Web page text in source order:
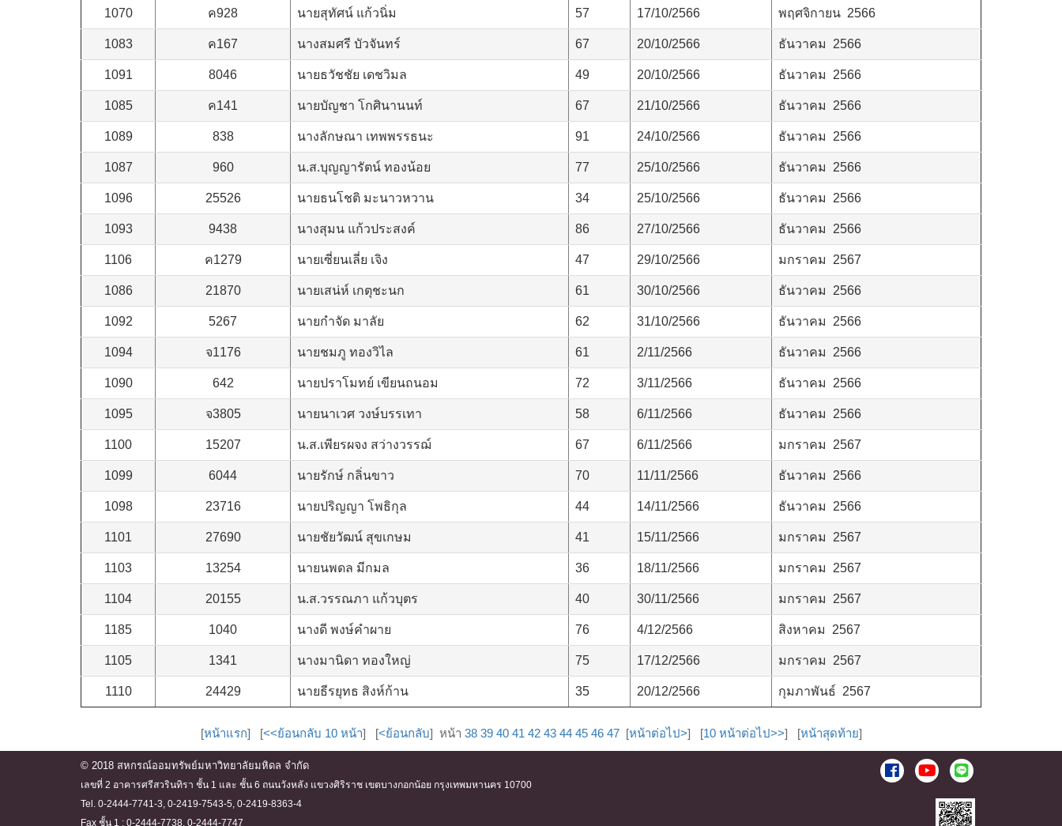
1070 ค928 นายสุทัศน์ แก้วนิ่ม 57 17/10/2566 พฤศจิกายน 2566
1083 ค167 นางสมศรี บัวจันทร์ 67 20/10/2566 ธันวาคม 2566
1091 8046 นายธวัชชัย เดชวิมล 49 20/10/2566 ธันวาคม 2566
1085 ค141 นายบัญชา โกศินานนท์ 67 21/10/2566 ธันวาคม 2566
1089 838 นางลักษณา เทพพรรธนะ 91 24/10/2566 ธันวาคม 2566
1087 960 น.ส.บุญญารัตน์ ทองน้อย 77 25/10/2566 ธันวาคม 2566
1096 25526 นายธนโชติ มะนาวหวาน 34 25/10/2566 ธันวาคม 2566
1093 9438 นางสุมน แก้วประสงค์ 86 27/10/2566 ธันวาคม 2566
1106 ค1279 นายเซี่ยนเลี่ย เจิง 47 29/10/2566 มกราคม 2567
1086 21870 นายเสน่ห์ เกตุชะนก 61 30/10/2566 ธันวาคม 2566
1092 5267 นายกำจัด มาลัย 62 31/10/2566 ธันวาคม 2566
1094 จ1176 นายชมภู ทองวิไล 61 2/11/2566 ธันวาคม 2566
1090 642 นายปราโมทย์ เขียนถนอม 72 3/11/2566 ธันวาคม 2566
1095 จ3805 นายนาเวศ วงษ์บรรเทา 58 6/11/2566 ธันวาคม 2566
1100 15207 น.ส.เพียรผจง สว่างวรรฌ์ 67 6/11/2566 มกราคม 2567
1099 6044 นายรักษ์ กลิ่นขาว 70 11/11/2566 ธันวาคม 2566
1098 23716 นายปริญญา โพธิกุล 44 14/11/2566 ธันวาคม 2566
1101 27690 นายชัยวัฒน์ สุขเกษม 41 15/11/2566 มกราคม 2567
1103 13254 นายนพดล มีกมล 36 18/11/2566 มกราคม 2567
1104 20155 น.ส.วรรณภา แก้วบุตร 40 30/11/2566 มกราคม 2567
1185 1040 นางดี พงษ์คำผาย 76 4/12/2566 สิงหาคม 2567
1105 1341 นางมานิดา ทองใหญ่ 75 17/12/2566 มกราคม 2567
1110 24429 นายธีรยุทธ สิงห์ก้าน 35 20/12/2566 กุมภาพันธ์ 2567
[หน้าแรก] [<<ย้อนกลับ 10 หน้า] [<ย้อนกลับ] หน้า 38 39 40 41 42 43 44 45 46 47[หน้าต่อไป>] [10 หน้าต่อไป>>] [หน้าสุดท้าย]
© 2018 สหกรณ์ออมทรัพย์มหาวิทยาลัยมหิดล จำกัด
เลขที่ 2 อาคารศรีสวรินทิรา ชั้น 1 และ ชั้น 6 ถนนวังหลัง แขวงศิริราช เขตบางกอกน้อย กรุงเทพมหานคร 10700
Tel. 0-2444-7741-3, 0-2419-7543-5, 0-2419-8363-4
Fax ชั้น 1 : 0-2444-7738, 0-2444-7747